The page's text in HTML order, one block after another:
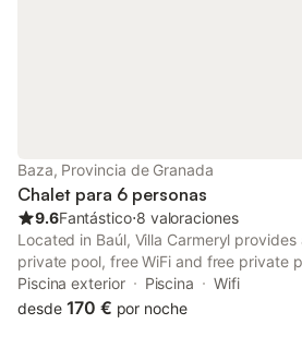
Baza, Provincia de Granada
Chalet para 6 personas
9.6Fantástico⋅8 valoraciones
Located in Baúl, Villa Carmeryl
private pool, free WiFi and free private
drive. The property features garden
use of a garden.
Piscina exterior Piscina
Wifi
desde 170 € por noche